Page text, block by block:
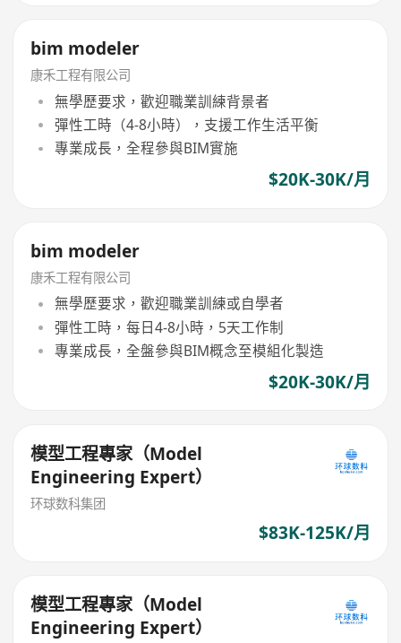
bim modeler
康禾工程有限公司
無學歷要求，歡迎職業訓練背景者
彈性工時（4-8小時），支援工作生活平衡
專業成長，全程參與BIM實施
$20K-30K/月
bim modeler
康禾工程有限公司
無學歷要求，歡迎職業訓練或自學者
彈性工時，每日4-8小時，5天工作制
專業成長，全盤參與BIM概念至模組化製造
$20K-30K/月
模型工程專家（Model
Engineering Expert）
环球数科集团
$83K-125K/月
模型工程專家（Model
Engineering Expert）